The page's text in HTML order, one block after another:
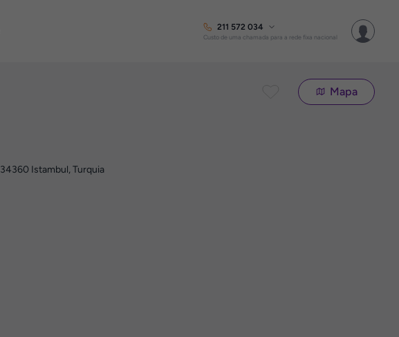
211 572 034
Custo de uma chamada para a rede fixa nacional
Mapa
34360 Istambul, Turquia